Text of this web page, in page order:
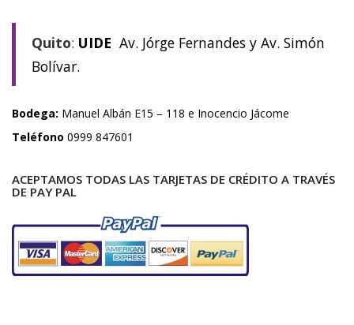
Quito: UIDE Av. Jórge Fernandes y Av. Simón
Bolívar.
Bodega: Manuel Albán E15 – 118 e Inocencio Jácome
Teléfono 0999 847601
ACEPTAMOS TODAS LAS TARJETAS DE CRÉDITO A TRAVÉS
DE PAY PAL